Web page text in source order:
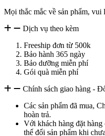
Mọi thắc mắc về sản phẩm, vui
Dịch vụ theo kèm
Freeship đơn từ 500k
Bảo hành 365 ngày
Bảo dưỡng miễn phí
Gói quà miễn phí
Chính sách giao hàng -
Các sản phẩm đã mua,
hoàn trả.
Với khách hàng đặt
thể đổi sản phẩm khi